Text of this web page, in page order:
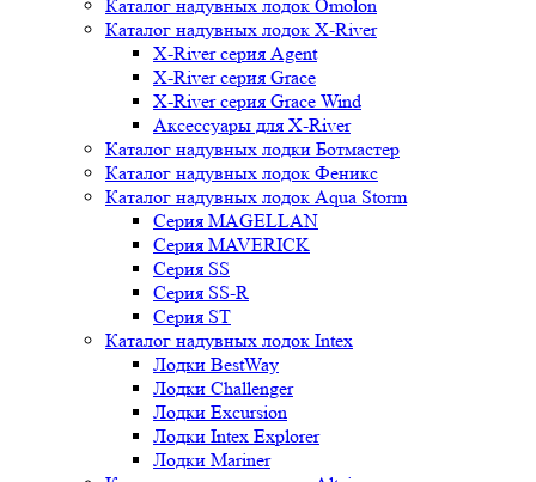
Каталог надувных лодок Omolon
Каталог надувных лодок X-River
X-River серия Agent
X-River серия Grace
X-River серия Grace Wind
Аксессуары для X-River
Каталог надувных лодки Ботмастер
Каталог надувных лодок Феникc
Каталог надувных лодок Aqua Storm
Серия MAGELLAN
Серия MAVERICK
Серия SS
Серия SS-R
Серия ST
Каталог надувных лодок Intex
Лодки BestWay
Лодки Challenger
Лодки Excursion
Лодки Intex Explorer
Лодки Mariner